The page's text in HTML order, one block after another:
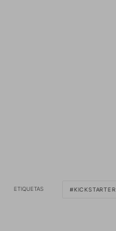
ETIQUETAS KICKSTARTER